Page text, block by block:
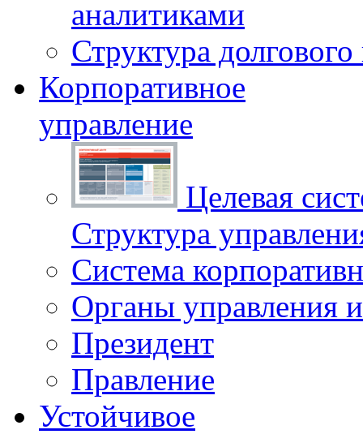
аналитиками
Структура
Корпоративное
управление
Целевая
Структура
Система
Органы управления
Президент
Правление
Устойчивое